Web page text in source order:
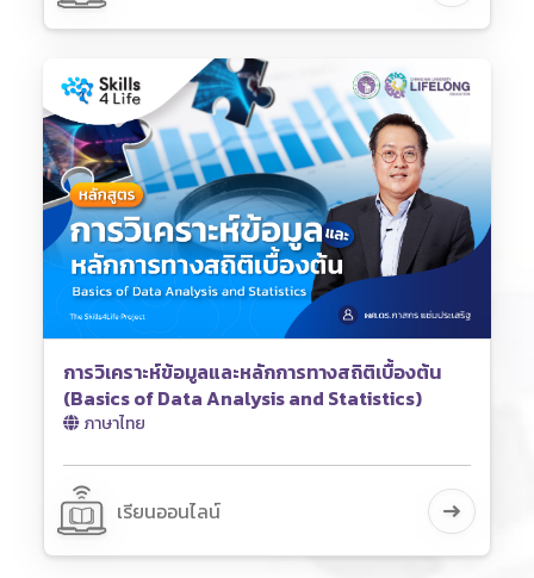
การวิเคราะห์ข้อมูลและหลักการทางสถิติเบื้องต้น
(Basics of Data Analysis and Statistics)
ภาษาไทย
เรียนออนไลน์